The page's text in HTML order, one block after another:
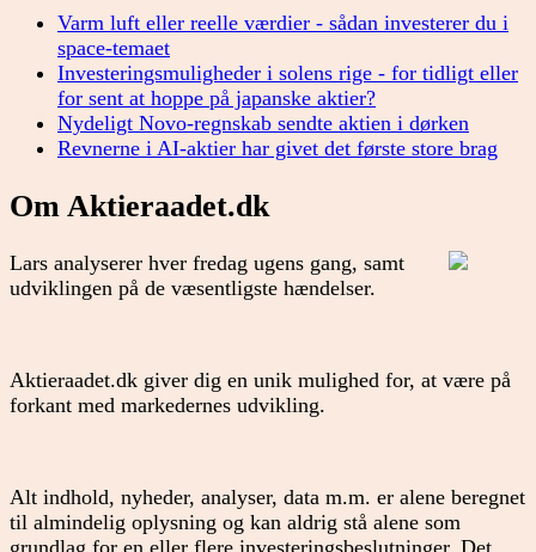
Varm luft eller reelle værdier - sådan investerer du i
space-temaet
Investeringsmuligheder i solens rige - for tidligt eller
for sent at hoppe på japanske aktier?
Nydeligt Novo-regnskab sendte aktien i dørken
Revnerne i AI-aktier har givet det første store brag
Om Aktieraadet.dk
Lars analyserer hver fredag ugens gang, samt
udviklingen på de væsentligste hændelser.
Aktieraadet.dk giver dig en unik mulighed for, at være på
forkant med markedernes udvikling.
Alt indhold, nyheder, analyser, data m.m. er alene beregnet
til almindelig oplysning og kan aldrig stå alene som